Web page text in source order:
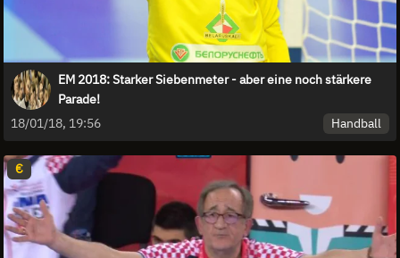
EM 2018: Starker Siebenmeter - aber eine noch stärkere
Parade!
18/01/18, 19:56
Handball
€